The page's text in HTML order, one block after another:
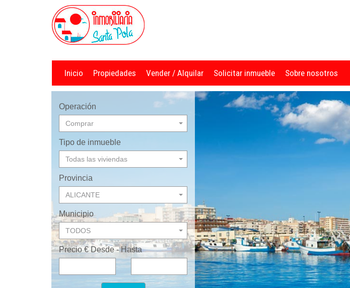
Inicio Propiedades Vender / Alquilar Solicitar inmueble Sobre nosotros
Operación
Comprar
Tipo de inmueble
Todas las viviendas
Provincia
ALICANTE
Municipio
TODOS
Precio € Desde - Hasta